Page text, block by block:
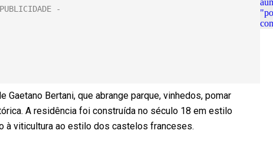
Bertani, que abrange parque, vinhedos, pomar
A residência foi construída no século 18 em estilo
à viticultura ao estilo dos castelos franceses.